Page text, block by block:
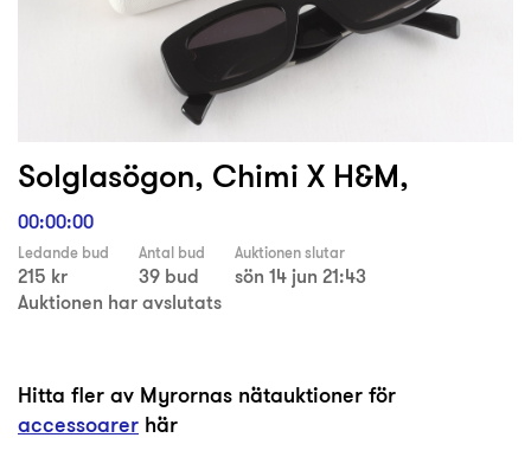
Solglasögon, Chimi X H&M,
00:00:00
Ledande bud
215 kr
Antal bud
39 bud
Auktionen slutar
sön 14 jun 21:43
Auktionen har avslutats
Hitta fler av Myrornas nätauktioner för
accessoarer här